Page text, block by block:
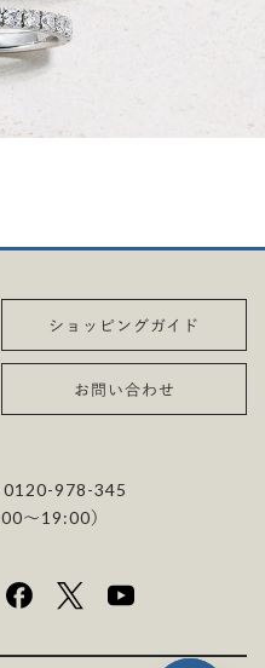
ショッピングガイド
お問い合わせ
0120-978-345
〜19:00）